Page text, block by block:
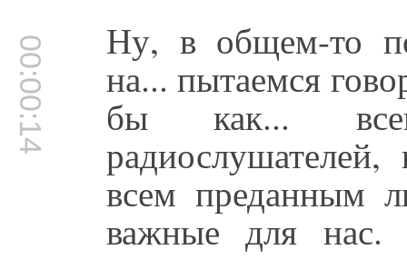
00:00:14 Ну, в общем-то
на... пытаемся
бы как...
всем преданным
важные для